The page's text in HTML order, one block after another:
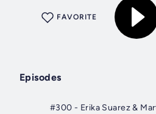
FAVORITE
Episodes
#300 - Erika Suarez &